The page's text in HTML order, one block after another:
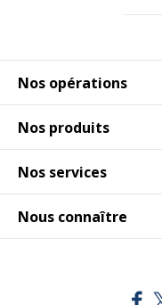
Nos opérations
Nos produits
Nos services
Nous connaître